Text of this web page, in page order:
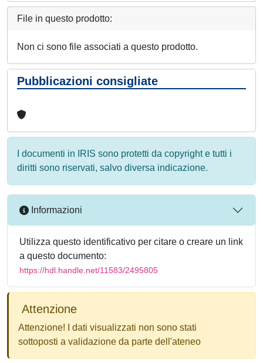
File in questo prodotto:
Non ci sono file associati a questo prodotto.
Pubblicazioni consigliate
I documenti in IRIS sono protetti da copyright e tutti i
diritti sono riservati, salvo diversa indicazione.
Informazioni
Utilizza questo identificativo per citare o creare un link
a questo documento:
https://hdl.handle.net/11583/2495805
Attenzione
Attenzione! I dati visualizzati non sono stati
sottoposti a validazione da parte dell'ateneo